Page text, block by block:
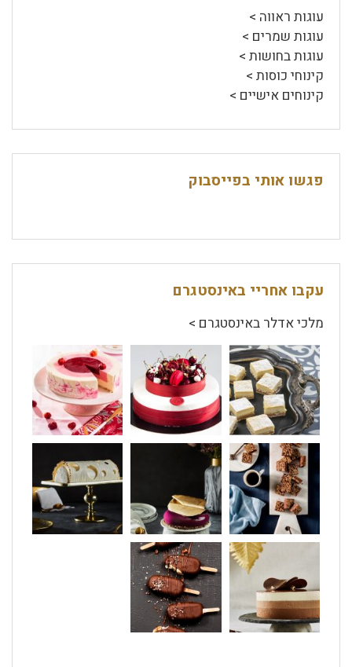
עוגות ראווה >
עוגות שמרים >
עוגות בחושות >
קינוחי כוסות >
קינוחים אישיים >
פגשו אותי בפייסבוק
עקבו אחריי באינסטגרם
מלכי אדלר באינסטגרם >